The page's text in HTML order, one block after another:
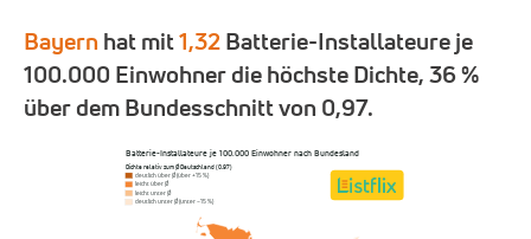
Bayern hat mit1,32Batterie-Installateure je
100.000 Einwohner die höchste Dichte, 36 %
über dem Bundesschnitt von 0,97.
Batterie-Installateure je 100.000 Einwohner nach Bundesland
Dichte relativ zum Ø Deutschland (0,97)
deutlich über Ø (über +15 %)
leicht über Ø
leicht unter Ø
deutlich unter Ø (unter −15 %)